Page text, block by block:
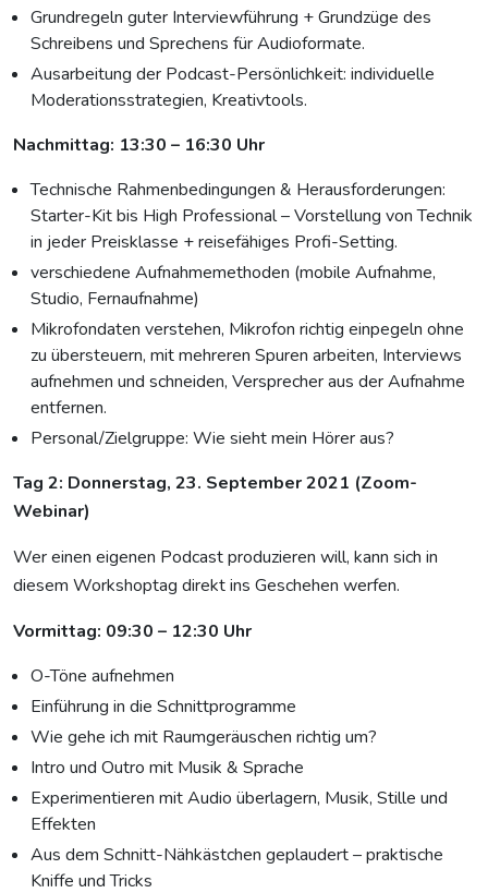
Grundregeln guter Interviewführung + Grundzüge des
Schreibens und Sprechens für Audioformate.
Ausarbeitung der Podcast-Persönlichkeit: individuelle
Moderationsstrategien, Kreativtools.
Nachmittag: 13:30 – 16:30 Uhr
Technische Rahmenbedingungen & Herausforderungen:
Starter-Kit bis High Professional – Vorstellung von Technik
in jeder Preisklasse + reisefähiges Profi-Setting.
verschiedene Aufnahmemethoden (mobile Aufnahme,
Studio, Fernaufnahme)
Mikrofondaten verstehen, Mikrofon richtig einpegeln ohne
zu übersteuern, mit mehreren Spuren arbeiten, Interviews
aufnehmen und schneiden, Versprecher aus der Aufnahme
entfernen.
Personal/Zielgruppe: Wie sieht mein Hörer aus?
Tag 2: Donnerstag, 23. September 2021 (Zoom-
Webinar)
Wer einen eigenen Podcast produzieren will, kann sich in
diesem Workshoptag direkt ins Geschehen werfen.
Vormittag: 09:30 – 12:30 Uhr
O-Töne aufnehmen
Einführung in die Schnittprogramme
Wie gehe ich mit Raumgeräuschen richtig um?
Intro und Outro mit Musik & Sprache
Experimentieren mit Audio überlagern, Musik, Stille und
Effekten
Aus dem Schnitt-Nähkästchen geplaudert – praktische
Kniffe und Tricks